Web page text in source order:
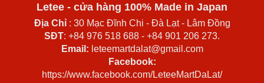
Letee - cửa hàng 100% Made in Japan
Địa Chỉ: 30 Mạc Đĩnh Chi - Đà Lạt - Lâm Đồng
SĐT: +84 976 518 688 - +84 901 206 273.
Email: leteemartdalat@gmail.com
Facebook:
https://www.facebook.com/LeteeMartDaLat/